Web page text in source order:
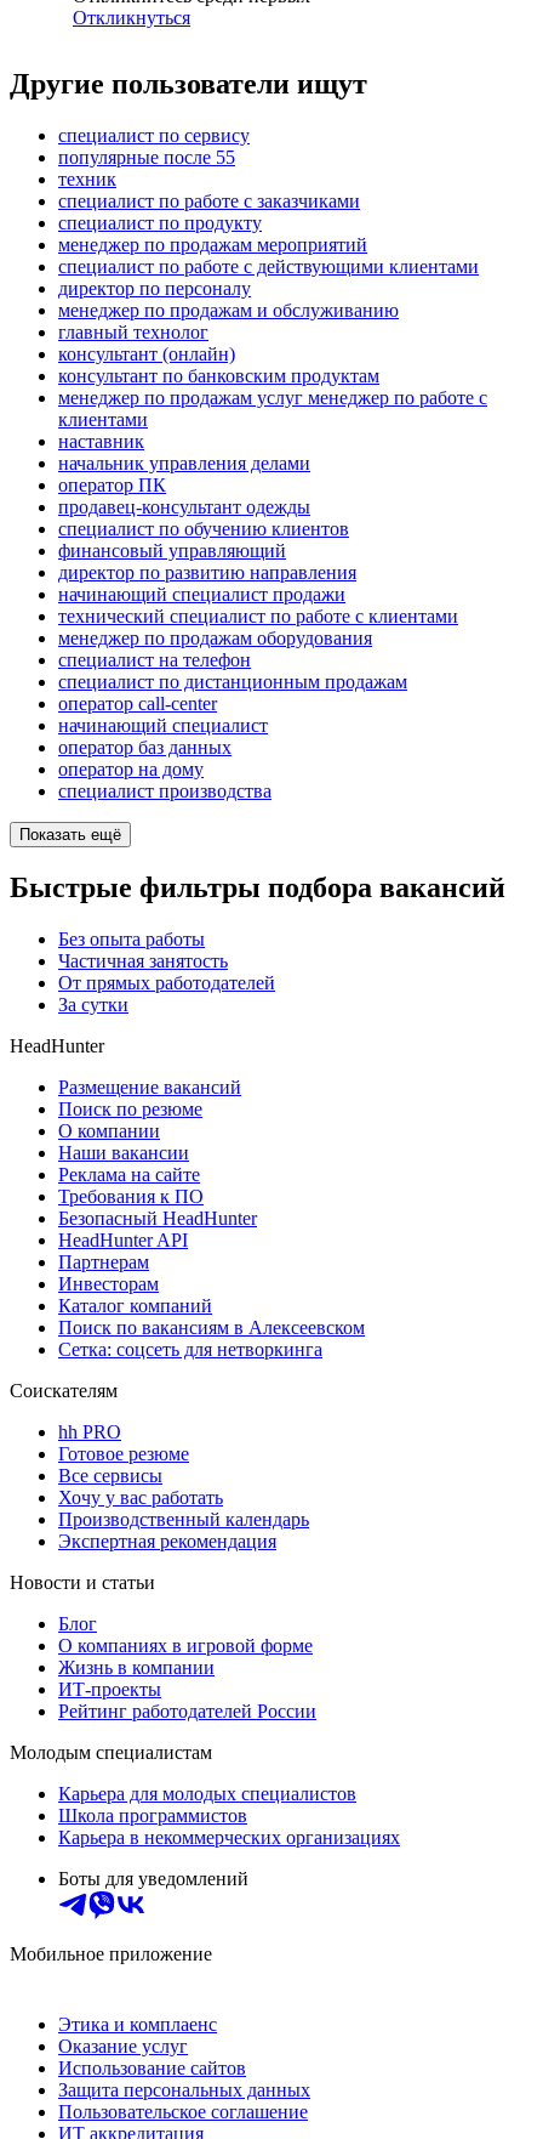
Откликнуться
Другие пользователи ищут
специалист по сервису
популярные после 55
техник
специалист по работе с заказчиками
специалист по продукту
менеджер по продажам мероприятий
специалист по работе с действующими клиентами
директор по персоналу
менеджер по продажам и обслуживанию
главный технолог
консультант (онлайн)
консультант по банковским продуктам
менеджер по продажам услуг менеджер по работе с
клиентами
наставник
начальник управления делами
оператор ПК
продавец-консультант одежды
специалист по обучению клиентов
финансовый управляющий
директор по развитию направления
начинающий специалист продажи
технический специалист по работе с клиентами
менеджер по продажам оборудования
специалист на телефон
специалист по дистанционным продажам
оператор call-center
начинающий специалист
оператор баз данных
оператор на дому
специалист производства
Показать ещё
Быстрые фильтры подбора вакансий
Без опыта работы
Частичная занятость
От прямых работодателей
За сутки
HeadHunter
Размещение вакансий
Поиск по резюме
О компании
Наши вакансии
Реклама на сайте
Требования к ПО
Безопасный HeadHunter
HeadHunter API
Партнерам
Инвесторам
Каталог компаний
Поиск по вакансиям в Алексеевском
Сетка: соцсеть для нетворкинга
Соискателям
hh PRO
Готовое резюме
Все сервисы
Хочу у вас работать
Производственный календарь
Экспертная рекомендация
Новости и статьи
Блог
О компаниях в игровой форме
Жизнь в компании
ИТ-проекты
Рейтинг работодателей России
Молодым специалистам
Карьера для молодых специалистов
Школа программистов
Карьера в некоммерческих организациях
Боты для уведомлений
Мобильное приложение
Этика и комплаенс
Оказание услуг
Использование сайтов
Защита персональных данных
Пользовательское соглашение
ИТ аккредитация